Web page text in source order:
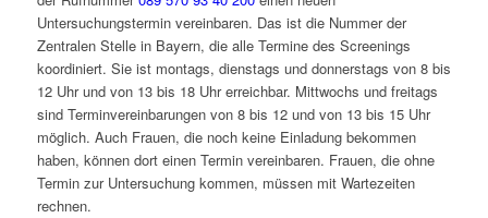
Untersuchungstermin vereinbaren. Das ist die Nummer der
Zentralen Stelle in Bayern, die alle Termine des Screenings
koordiniert. Sie ist montags, dienstags und donnerstags von 8 bis
12 Uhr und von 13 bis 18 Uhr erreichbar. Mittwochs und freitags
sind Terminvereinbarungen von 8 bis 12 und von 13 bis 15 Uhr
möglich. Auch Frauen, die noch keine Einladung bekommen
haben, können dort einen Termin vereinbaren. Frauen, die ohne
Termin zur Untersuchung kommen, müssen mit Wartezeiten
rechnen.